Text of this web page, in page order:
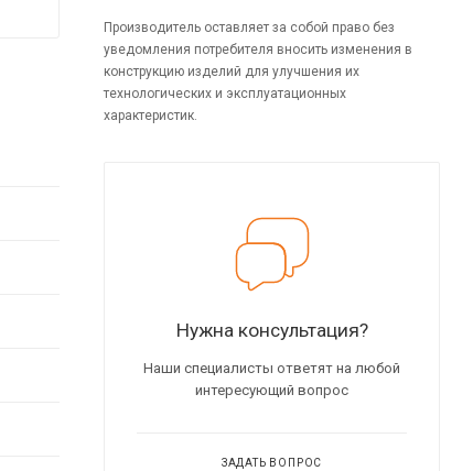
Производитель оставляет за собой право без
уведомления потребителя вносить изменения в
конструкцию изделий для улучшения их
технологических и эксплуатационных
характеристик.
Нужна консультация?
Наши специалисты ответят на любой
интересующий вопрос
ЗАДАТЬ ВОПРОС